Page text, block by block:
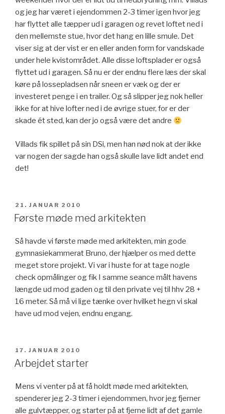
og jeg har været i ejendommen 2-3 timer igen hvor jeg
har flyttet alle tæpper ud i garagen og revet loftet ned i
den mellemste stue, hvor det hang en lille smule. Det
viser sig at der vist er en eller anden form for vandskade
under hele kvistområdet. Alle disse loftsplader er også
flyttet ud i garagen. Så nu er der endnu flere læs der skal
køre på lossepladsen når sneen er væk og der er
investeret penge i en trailer. Og så slipper jeg nok heller
ikke for at hive lofter ned i de øvrige stuer, for er der
skade ét sted, kan der jo også være det andre
Villads fik spillet på sin DSi, men han nød nok at der ikke
var nogen der sagde han også skulle lave lidt andet end
det!
UDGIVET
DEN
21. JANUAR 2010
Første møde med arkitekten
Så havde vi første møde med arkitekten, min gode
gymnasiekammerat Bruno, der hjælper os med dette
meget store projekt. Vi var i huste for at tage nogle
check opmålinger og fik I samme seance målt havens
længde ud mod gaden og til den private vej til hhv 28 +
16 meter. Så må vi lige tænke over hvilket hegn vi skal
have ud mod vejen, endnu engang.
UDGIVET
DEN
17. JANUAR 2010
Arbejdet starter
Mens vi venter på at få holdt møde med arkitekten,
spenderer jeg 2-3 timer i ejendommen, hvor jeg fjerner
alle gulvtæpper, og starter på at fjerne lidt af det gamle